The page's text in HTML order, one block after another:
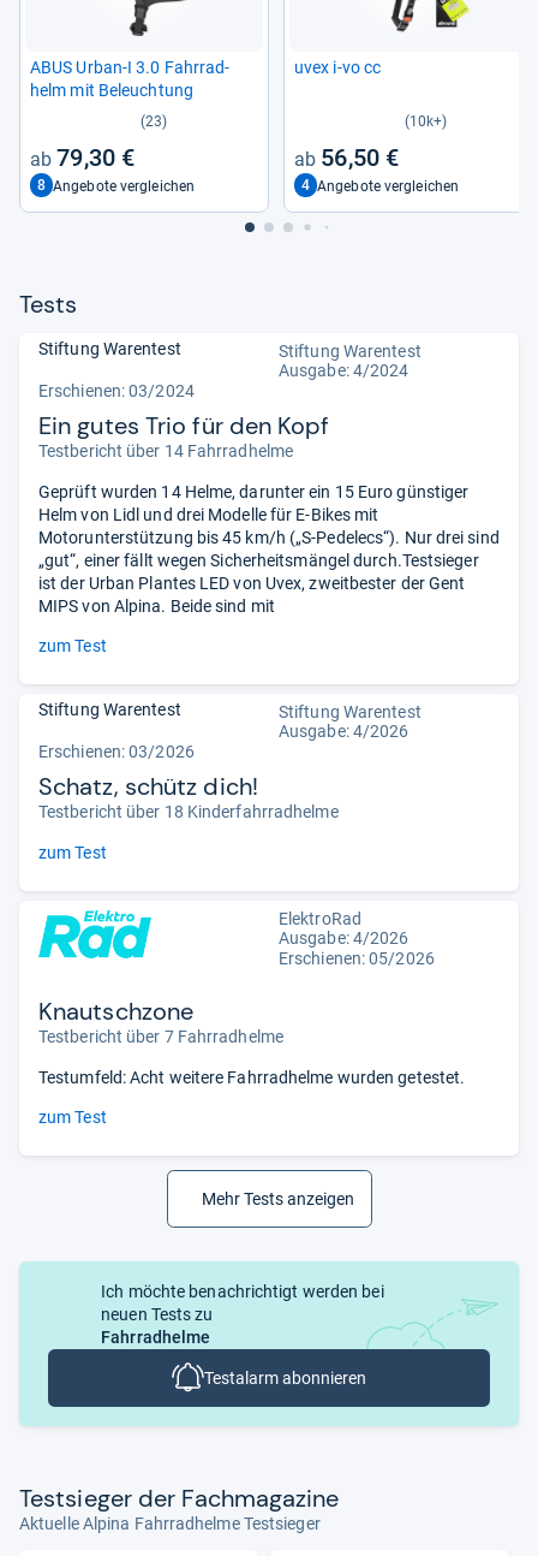
ABUS Urban-​I 3.0 Fahr­rad­
helm mit Beleuch­tung
(23)
79,30 €
8 Angebote vergleichen
uvex i-​vo cc
(10k+)
56,50 €
4 Angebote vergleichen
Tests
Stiftung Warentest
Stiftung Warentest
Ausgabe: 4/2024
Erschienen: 03/2024
Ein gutes Trio für den Kopf
Testbericht über 14 Fahrradhelme
Geprüft wurden 14 Helme, darunter ein 15 Euro günstiger
Helm von Lidl und drei Modelle für E-Bikes mit
Motorunterstützung bis 45 km/h („S-Pedelecs“). Nur drei sind
„gut“, einer fällt wegen Sicherheitsmängel durch.Testsieger
ist der Urban Plantes LED von Uvex, zweitbester der Gent
MIPS von Alpina. Beide sind mit
zum Test
Stiftung Warentest
Stiftung Warentest
Ausgabe: 4/2026
Erschienen:03/2026
Schatz, schütz dich!
Testbericht über 18 Kinderfahrradhelme
zum Test
ElektroRad
Ausgabe: 4/2026
Erschienen:05/2026
Knautschzone
Testbericht über 7 Fahrradhelme
Testumfeld: Acht weitere Fahrradhelme wurden getestet.
zum Test
Mehr Tests anzeigen
Ich möchte benachrichtigt werden bei
neuen Tests zu
Fahrradhelme
Testalarm abonnieren
Test­sie­ger der Fach­ma­ga­zine
Aktuelle Alpina Fahrradhelme Testsieger